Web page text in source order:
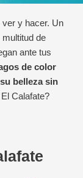
ver y hacer. Un
multitud de
ante tus
de color
belleza sin
Calafate?